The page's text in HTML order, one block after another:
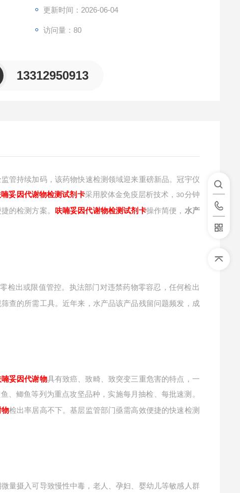
更新时间：2026-06-04
访问量：80
13312950913
监管持续加码，该药物快速检测领域迎来重磅新品。冠宇仪
喃妥因代谢物检测试剂卡采用胶体金免疫层析技术， 30分钟
的检测方案。
呋喃妥因代谢物检测试剂卡操作简便， 水产
检出或限值管控。执法部门对违禁药物零容忍，任何检出
查的所需工具。近年来，水产品该产品残留问题频发，成
喃妥因代谢物具有致癌、致畸、致突变三重危害的特点，一
、鲫鱼等列为重点攻坚品种，实施每月抽检、每批速测。
物检出率居高不下。基层监管部门亟需高效便捷的快速检测
量摄入可导致慢性中毒，老人、孕妇、婴幼儿等敏感人群